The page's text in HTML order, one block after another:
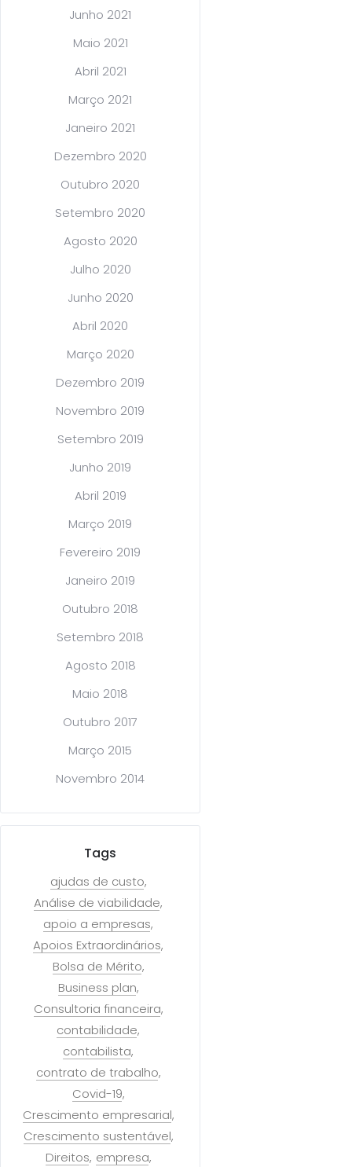
Junho 2021
Maio 2021
Abril 2021
Março 2021
Janeiro 2021
Dezembro 2020
Outubro 2020
Setembro 2020
Agosto 2020
Julho 2020
Junho 2020
Abril 2020
Março 2020
Dezembro 2019
Novembro 2019
Setembro 2019
Junho 2019
Abril 2019
Março 2019
Fevereiro 2019
Janeiro 2019
Outubro 2018
Setembro 2018
Agosto 2018
Maio 2018
Outubro 2017
Março 2015
Novembro 2014
Tags
ajudas de custo
Análise de viabilidade
apoio a empresas
Apoios Extraordinários
Bolsa de Mérito
Business plan
Consultoria financeira
contabilidade
contabilista
contrato de trabalho
Covid-19
Crescimento empresarial
Crescimento sustentável
Direitos empresa